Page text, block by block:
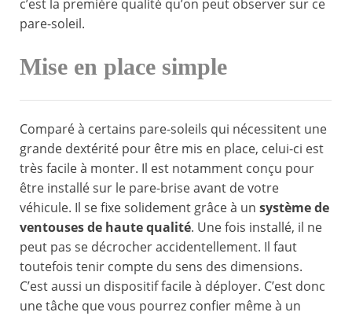
c’est la première qualité qu’on peut observer sur ce
pare-soleil.
Mise en place simple
Comparé à certains pare-soleils qui nécessitent une
grande dextérité pour être mis en place, celui-ci est
très facile à monter. Il est notamment conçu pour
être installé sur le pare-brise avant de votre
véhicule. Il se fixe solidement grâce à un système de
ventouses de haute qualité. Une fois installé, il ne
peut pas se décrocher accidentellement. Il faut
toutefois tenir compte du sens des dimensions.
C’est aussi un dispositif facile à déployer. C’est donc
une tâche que vous pourrez confier même à un